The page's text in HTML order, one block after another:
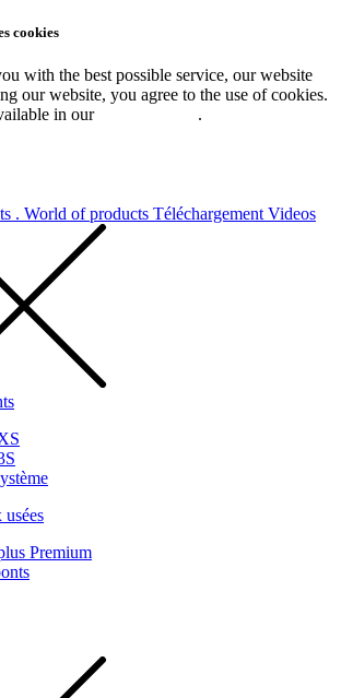
cookies
with the best possible service, our website
our website, you agree to the use of cookies.
in our
.
. World of products Téléchargement Videos
usées
Premium